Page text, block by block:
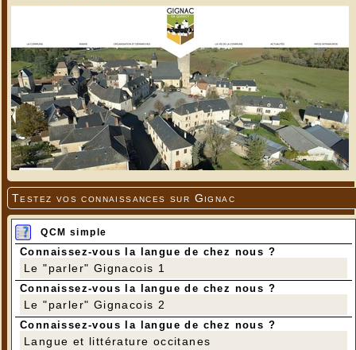
Testez vos connaissances sur Gignac
QCM simple
Connaissez-vous la langue de chez nous ?
Le "parler" Gignacois 1
Connaissez-vous la langue de chez nous ?
Le "parler" Gignacois 2
Connaissez-vous la langue de chez nous ?
Langue et littérature occitanes